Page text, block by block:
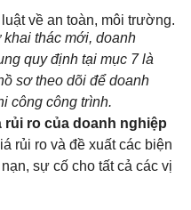
về an toàn, môi trường.
thác mới, doanh
quy định tại mục 7 là
sơ theo dõi để doanh
công công trình.
rủi ro của doanh nghiệp
rủi ro và đề xuất các biện
sự cố cho tất cả các vị